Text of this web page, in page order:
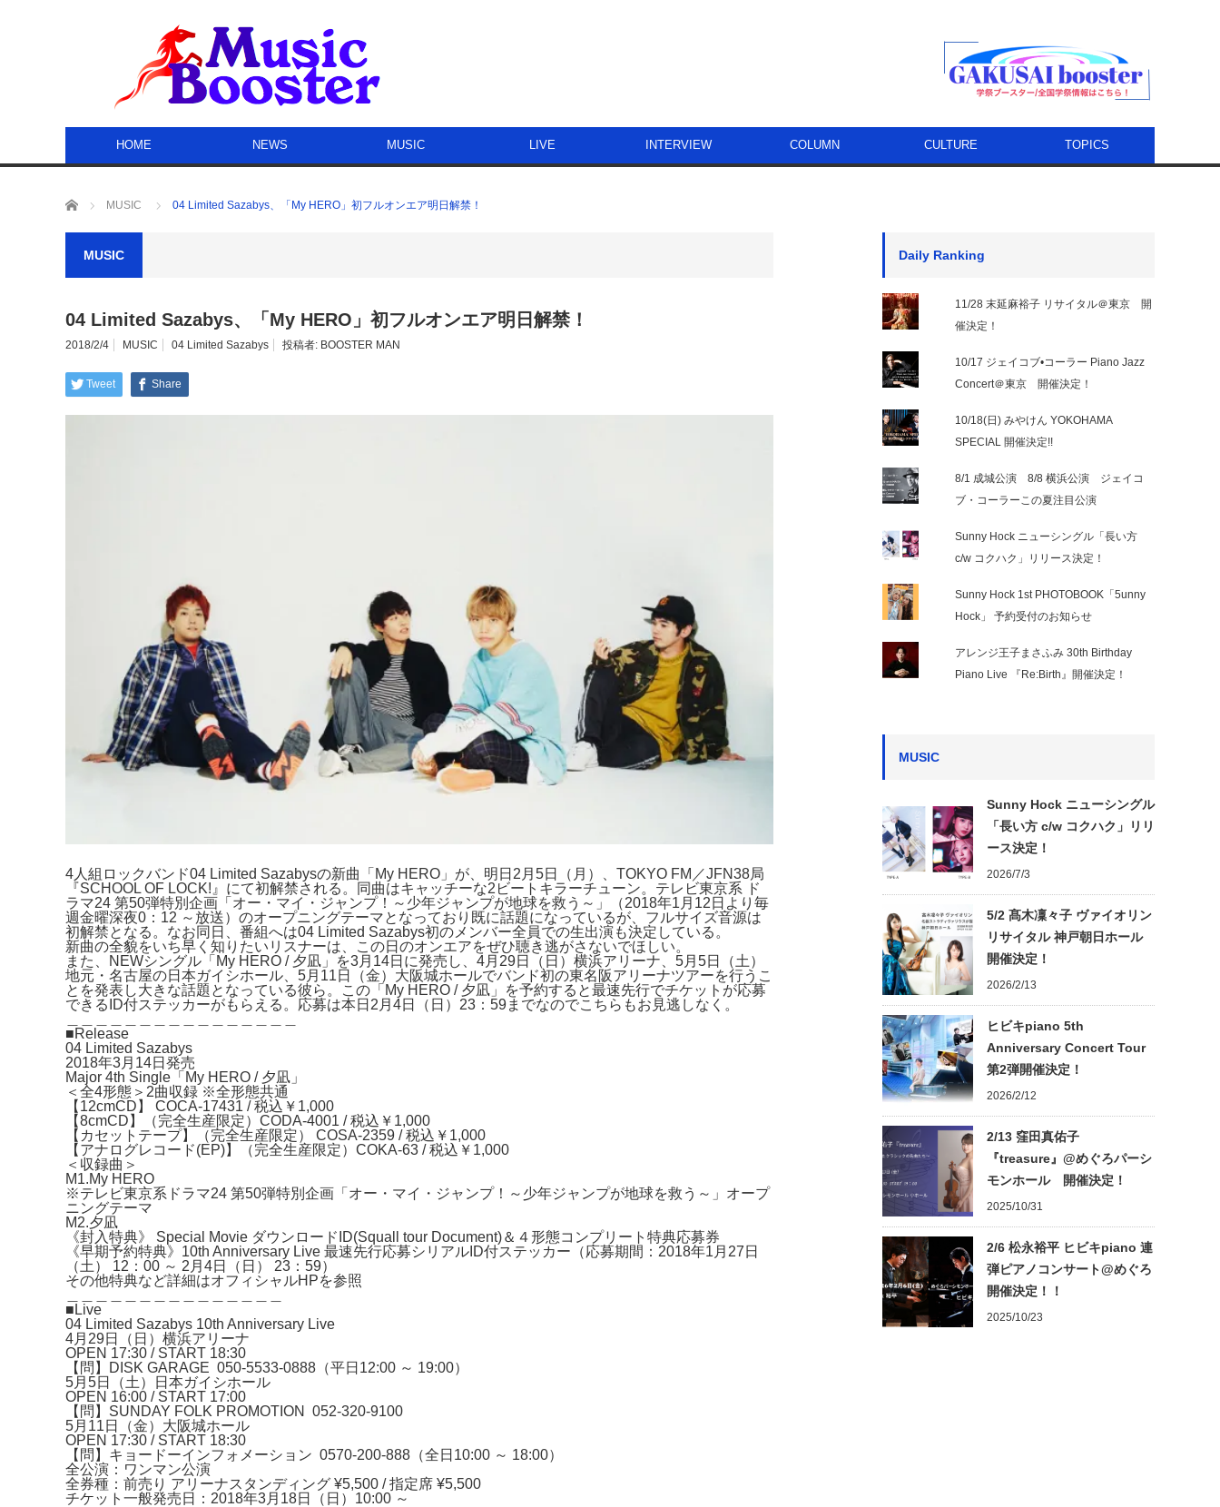
HOME NEWS MUSIC LIVE INTERVIEW COLUMN CULTURE TOPICS
ホーム MUSIC 04 Limited Sazabys、「My HERO」初フルオンエア明日解禁！
MUSIC
04 Limited Sazabys、「My HERO」初フルオンエア明日解禁！
2018/2/4 MUSIC 04 Limited Sazabys 投稿者: BOOSTER MAN
Tweet Share
4人組ロックバンド04 Limited Sazabysの新曲「My HERO」が、明日2月5日（月）、TOKYO FM／JFN38局
『SCHOOL OF LOCK!』にて初解禁される。同曲はキャッチーな2ビートキラーチューン。テレビ東京系 ド
ラマ24 第50弾特別企画「オー・マイ・ジャンプ！～少年ジャンプが地球を救う～」（2018年1月12日より毎
週金曜深夜0：12 ～放送）のオープニングテーマとなっており既に話題になっているが、フルサイズ音源は
初解禁となる。なお同日、番組へは04 Limited Sazabys初のメンバー全員での生出演も決定している。
新曲の全貌をいち早く知りたいリスナーは、この日のオンエアをぜひ聴き逃がさないでほしい。
また、NEWシングル「My HERO / 夕凪」を3月14日に発売し、4月29日（日）横浜アリーナ、5月5日（土）
地元・名古屋の日本ガイシホール、5月11日（金） 大阪城ホールでバンド初の東名阪アリーナツアーを行うこ
とを発表 し大きな話題となっている彼ら。この「My HERO / 夕凪」を予約すると最速先行でチケットが応募
できるID付ステッ カーがもらえる。応募は本日2月4日（日）23：59までなのでこちらもお見逃しなく。
■Release
04 Limited Sazabys
2018年3月14日発売
Major 4th Single「My HERO / 夕凪」
＜全4形態＞2曲収録 ※全形態共通
【12cmCD】 COCA-17431 / 税込￥1,000
【8cmCD】（完全生産限定）CODA-4001 / 税込￥1,000
【カセットテープ】（完全生産限定） COSA-2359 / 税込￥1,000
【アナログレコード(EP)】（完全生産限定）COKA-63 / 税込￥1,000
＜収録曲＞
M1.My HERO
※テレビ東京系ドラマ24 第50弾特別企画「オー・マイ・ジャンプ！～少年ジャンプが地球を救う～」オープ
ニングテーマ
M2.夕凪
《封入特典》 Special Movie ダウンロードID(Squall tour Document)＆４形態コンプリート特典応募券
《早期予約特典》10th Anniversary Live 最速先行応募シリアルID付ステッカー（応募期間：2018年1 月27日
（土） 12：00 ～ 2月4日（日） 23：59）
その他特典など詳細はオフィシャルHPを参照
■Live
04 Limited Sazabys 10th Anniversary Live
4月29日（日）横浜アリーナ
OPEN 17:30 / START 18:30
【問】DISK GARAGE 050-5533-0888（平日12:00 ～ 19:00）
5月5日（土）日本ガイシホール
OPEN 16:00 / START 17:00
【問】SUNDAY FOLK PROMOTION 052-320-9100
5月11日（金）大阪城ホール
OPEN 17:30 / START 18:30
【問】キョードーインフォメーション 0570-200-888（全日10:00 ～ 18:00）
全公演：ワンマン公演
全券種：前売り アリーナスタンディング ¥5,500 / 指定席 ¥5,500
チケット一般発売日：2018年3月18日（日）10:00 ～
Daily Ranking
11/28 末延麻裕子 リサイタル＠東京 開
催決定！
10/17 ジェイコブ•コーラー Piano Jazz
Concert＠東京 開催決定！
10/18(日) みやけん YOKOHAMA
SPECIAL 開催決定!!
8/1 成城公演 8/8 横浜公演 ジェイコ
ブ・コーラーこの夏注目公演
Sunny Hock ニューシングル「長い方
c/w コクハク」リリース決定！
Sunny Hock 1st PHOTOBOOK「5unny
Hock」 予約受付のお知らせ
アレンジ王子まさふみ 30th Birthday
Piano Live 『Re:Birth』開催決定！
MUSIC
Sunny Hock ニューシングル
「長い方 c/w コクハク」リリ
ース決定！
2026/7/3
5/2 髙木凜々子 ヴァイオリン
リサイタル 神戸朝日ホール
開催決定！
2026/2/13
ヒビキpiano 5th
Anniversary Concert Tour
第2弾開催決定！
2026/2/12
2/13 窪田真佑子
『treasure』@めぐろパーシ
モンホール 開催決定！
2025/10/31
2/6 松永裕平 ヒビキpiano 連
弾ピアノコンサート@めぐろ
開催決定！！
2025/10/23